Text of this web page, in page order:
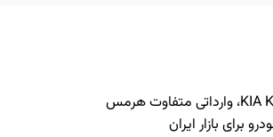
KIA K4، وارداتی متفاوت هرمس
برای بازار ایران